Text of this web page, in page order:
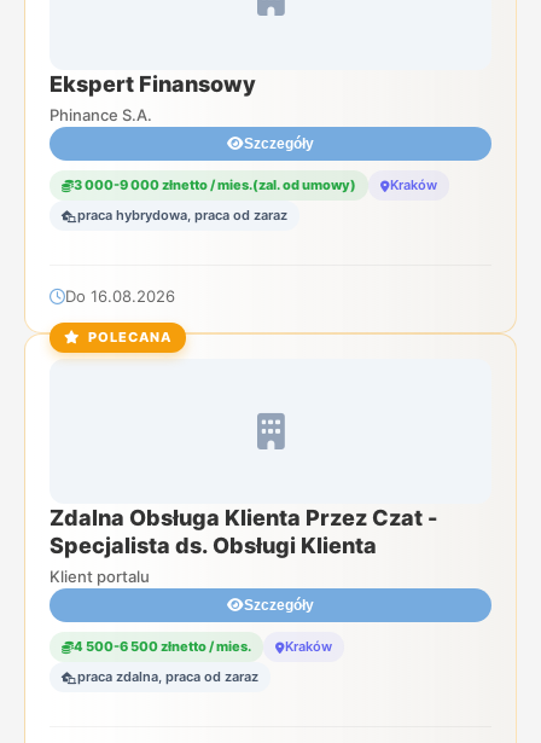
Ekspert Finansowy
Phinance S.A.
Szczegóły
3 000-9 000 złnetto / mies.(zal. od umowy)
Kraków
praca hybrydowa, praca od zaraz
Do 16.08.2026
POLECANA
Zdalna Obsługa Klienta Przez Czat -
Specjalista ds. Obsługi Klienta
Klient portalu
Szczegóły
4 500-6 500 złnetto / mies.
Kraków
praca zdalna, praca od zaraz